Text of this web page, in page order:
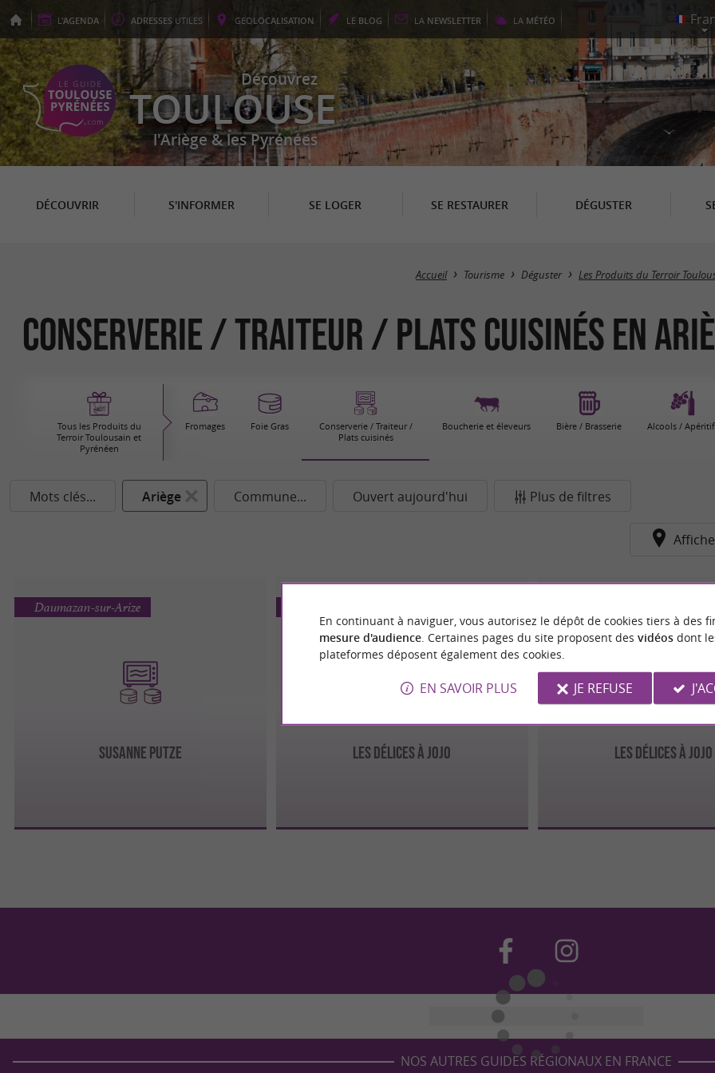
L'AGENDA ADRESSES UTILES GEOLOCALISATION LE BLOG LA NEWSLETTER LA MÉTÉO
Découvrez
TOULOUSE
l'Ariège & les Pyrénées
DÉCOUVRIR S'INFORMER SE LOGER SE RESTAURER DÉGUSTER
Accueil Tourisme Déguster Les Produits du Terroir
Conserverie / Traiteur / Plats cuisinés en
Tous les Produits du
Terroir Toulousain et
Pyrénéen
Fromages Foie Gras
Conserverie / Traiteur /
Plats cuisinés
Boucherie et éleveurs Bière / Brasserie Alcools /
Mots clés... Ariège Commune... Ouvert aujourd'hui Plus de filtres
SUSANNE PUTZE
Daumazan-sur-Arize
LES DÉLICES À JOJO LES DÉLICES À JOJO
NOS AUTRES GUIDES RÉGIONAUX EN FRANCE
En continuant à naviguer, vous autorisez le dépôt de cookies tiers à des
mesure d'audience. Certaines pages du site proposent des vidéosdont
plateformes déposent également des cookies.
EN SAVOIR PLUS JE REFUSE